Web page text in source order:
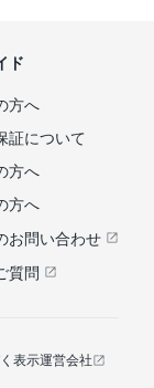
ド
方へ
証について
方へ
方へ
お問い合わせ
質問
表示運営会社